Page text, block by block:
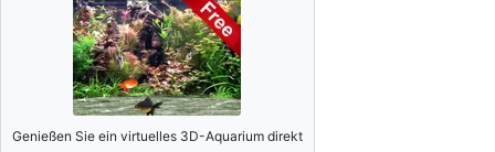
Genießen Sie ein virtuelles 3D-Aquarium direkt